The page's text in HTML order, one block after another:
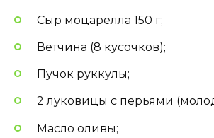
Сыр моцарелла 150 г;
Ветчина (8 кусочков);
Пучок руккулы;
2 луковицы с перьями
Масло оливы;